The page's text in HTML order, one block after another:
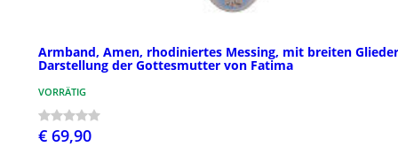
Armband, Amen, rhodiniertes Messing, mit breiten
Darstellung der Gottesmutter von Fatima
VORRÄTIG
€ 69,90